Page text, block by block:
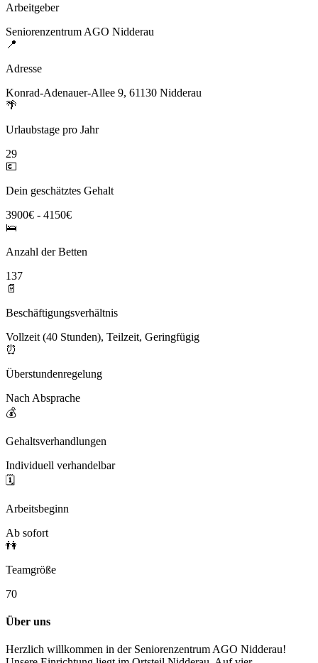
Arbeitgeber
Seniorenzentrum AGO Nidderau
📍
Adresse
Konrad-Adenauer-Allee 9, 61130 Nidderau
🌴
Urlaubstage pro Jahr
29
💶
Dein geschätztes Gehalt
3900€ - 4150€
🛌
Anzahl der Betten
137
📄
Beschäftigungsverhältnis
Vollzeit (40 Stunden), Teilzeit, Geringfügig
⏰
Überstundenregelung
Nach Absprache
💰
Gehaltsverhandlungen
Individuell verhandelbar
🗓️
Arbeitsbeginn
Ab sofort
👫
Teamgröße
70
Über uns
Herzlich willkommen in der Seniorenzentrum AGO Nidderau!